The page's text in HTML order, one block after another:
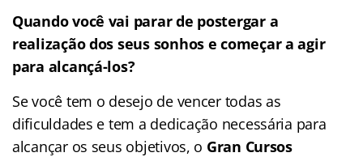
Quando você vai parar de postergar a
realização dos seus sonhos e começar a agir
para alcançá-los?
Se você tem o desejo de vencer todas as
dificuldades e tem a dedicação necessária para
alcançar os seus objetivos, o Gran Cursos